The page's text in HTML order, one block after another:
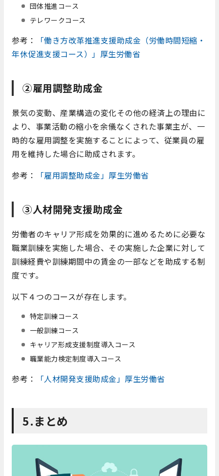
団体推進コース
テレワークコース
参考：
「働き方改革推進支援助成金（労働時間短縮・
年休促進支援コース）」厚生労働省
②雇用調整助成金
景気の変動、産業構造の変化その他の経済上の理由に
より、事業活動の縮小を余儀なくされた事業主が、一
時的な雇用調整を実施することによって、従業員の雇
用を維持した場合に助成されます。
参考：
「雇用調整助成金」厚生労働省
③人材開発支援助成金
労働者のキャリア形成を効果的に進めるために必要な
職業訓練を実施した場合、その実施した企業に対して
訓練経費や訓練期間中の賃金の一部などを助成する制
度です。
以下４つのコースが存在します。
特定訓練コース
一般訓練コース
キャリア形成支援制度導入コース
職業能力検定制度導入コース
参考： 「人材開発支援助成金」厚生労働省
5.まとめ